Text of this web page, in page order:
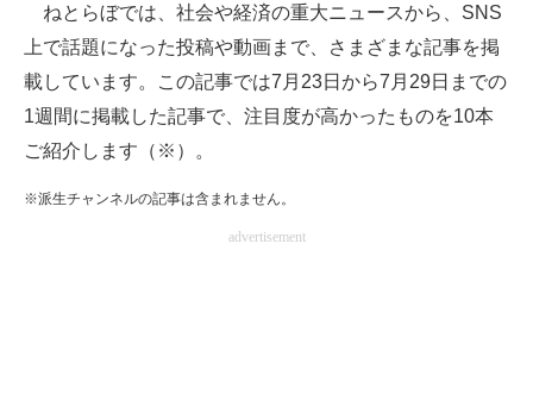
ITの今と未来を見通す
スマホと通信の最新トレンド
進化するPCとデバイスの未来
ビジネスと働き方のヒント
ねとらぼでは、社会や経済の重大ニュースから、SNS
上で話題になった投稿や動画まで、さまざまな記事を掲
載しています。この記事では7月23日から7月29日までの
1週間に掲載した記事で、注目度が高かったものを10本
ご紹介します（※）。
※派生チャンネルの記事は含まれません。
advertisement